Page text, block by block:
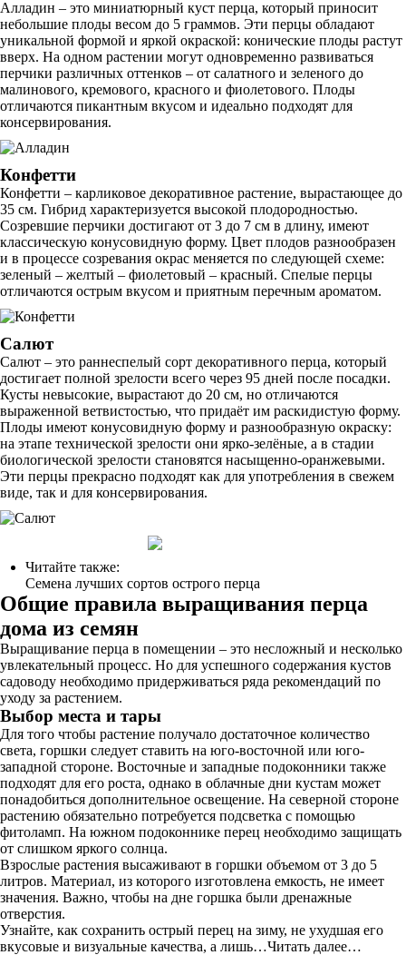
Алладин – это миниатюрный куст перца, который приносит
небольшие плоды весом до 5 граммов. Эти перцы обладают
уникальной формой и яркой окраской: конические плоды растут
вверх. На одном растении могут одновременно развиваться
перчики различных оттенков – от салатного и зеленого до
малинового, кремового, красного и фиолетового. Плоды
отличаются пикантным вкусом и идеально подходят для
консервирования.
Конфетти
Конфетти – карликовое декоративное растение, вырастающее до
35 см. Гибрид характеризуется высокой плодородностью.
Созревшие перчики достигают от 3 до 7 см в длину, имеют
классическую конусовидную форму. Цвет плодов разнообразен
и в процессе созревания окрас меняется по следующей схеме:
зеленый – желтый – фиолетовый – красный. Спелые перцы
отличаются острым вкусом и приятным перечным ароматом.
Салют
Салют – это раннеспелый сорт декоративного перца, который
достигает полной зрелости всего через 95 дней после посадки.
Кусты невысокие, вырастают до 20 см, но отличаются
выраженной ветвистостью, что придаёт им раскидистую форму.
Плоды имеют конусовидную форму и разнообразную окраску:
на этапе технической зрелости они ярко-зелёные, а в стадии
биологической зрелости становятся насыщенно-оранжевыми.
Эти перцы прекрасно подходят как для употребления в свежем
виде, так и для консервирования.
Читайте также:
Семена лучших сортов острого перца
Общие правила выращивания перца
дома из семян
Выращивание перца в помещении – это несложный и несколько
увлекательный процесс. Но для успешного содержания кустов
садоводу необходимо придерживаться ряда рекомендаций по
уходу за растением.
Выбор места и тары
Для того чтобы растение получало достаточное количество
света, горшки следует ставить на юго-восточной или юго-
западной стороне. Восточные и западные подоконники также
подходят для его роста, однако в облачные дни кустам может
понадобиться дополнительное освещение. На северной стороне
растению обязательно потребуется подсветка с помощью
фитоламп. На южном подоконнике перец необходимо защищать
от слишком яркого солнца.
Взрослые растения высаживают в горшки объемом от 3 до 5
литров. Материал, из которого изготовлена емкость, не имеет
значения. Важно, чтобы на дне горшка были дренажные
отверстия.
Узнайте, как сохранить острый перец на зиму, не ухудшая его
вкусовые и визуальные качества, а лишь…Читать далее…